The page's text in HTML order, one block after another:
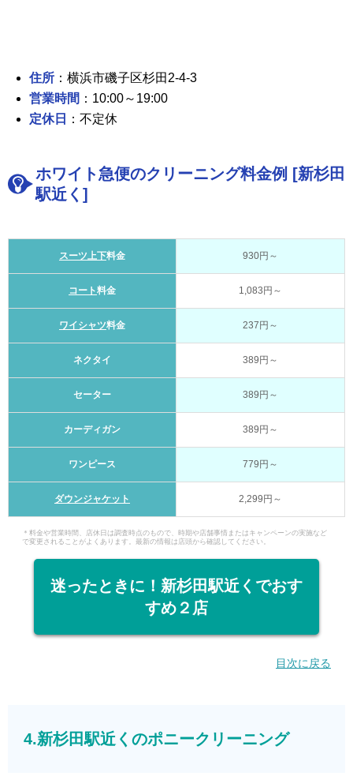
住所 ：横浜市磯子区杉田2-4-3
営業時間 ：10:00～19:00
定休日
：不定休
ホワイト急便のクリーニング料金例 [新杉田
駅近く]
スーツ上下料金 930円～
コート料金 1,083円～
ワイシャツ料金 237円～
ネクタイ 389円～
セーター 389円～
カーディガン 389円～
ワンピース 779円～
ダウンジャケット 2,299円～
＊料金や営業時間、店休日は調査時点のもので、時期や店舗事情またはキャンペーンの実施など
で変更されることがよくあります。最新の情報は店頭から確認してください。
迷ったときに！新杉田駅近くでおす
すめ２店
目次に戻る
4.新杉田駅近くのポニークリーニング